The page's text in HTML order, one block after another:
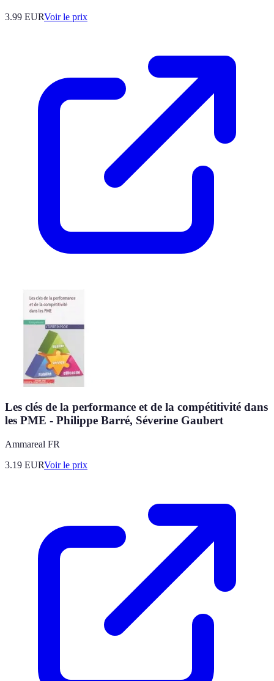
3.99 EURVoir le prix
Les clés de la performance et de la compétitivité dans
les PME - Philippe Barré, Séverine Gaubert
Ammareal FR
3.19 EURVoir le prix